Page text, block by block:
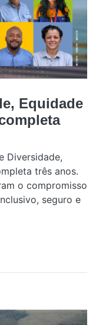
Equidade
Diversidade,
três anos.
o compromisso
seguro e